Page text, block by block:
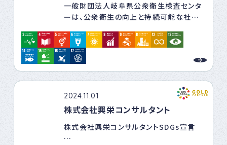
一般財団法人岐阜県公衆衛生検査センタ
ーは、公衆衛生の向上と持続可能な社会
SDGs（持続可能な開発目標）の達成に貢
献します。特に、健康と福祉（目標3）、働き
がいと経済成長（目標8）、気候変動対策
（目標13）を重点課題とし、地域社会と共
生する企業としての責任を果たします。
［健康宣言］
当センターの成長を支える職員と家族の
心身の健康を重要な経営資源の一つと捉
え、健康維持・推進活動に対する積極的な
2024.11.01
株式会社興栄コンサルタント
株式会社興栄コンサルタントSDGs宣言